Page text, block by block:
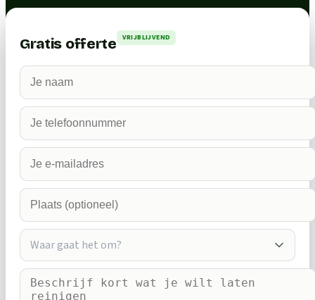
Gratis offerte VRIJBLIJVEND
Waar gaat het om?